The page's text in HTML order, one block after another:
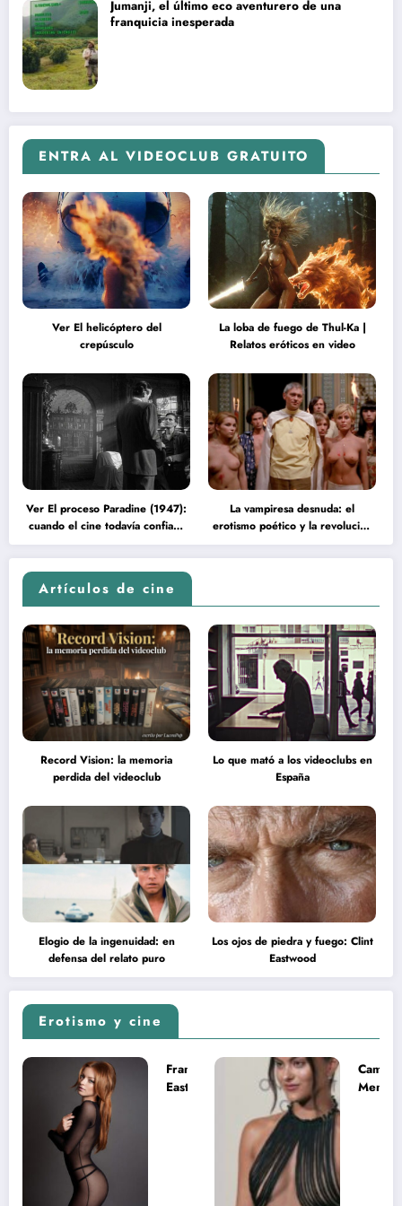
Jumanji, el último eco aventurero de una
franquicia inesperada
ENTRA AL VIDEOCLUB GRATUITO
Ver El helicóptero del
crepúsculo
La loba de fuego de Thul-Ka |
Relatos eróticos en video
Ver El proceso Paradine (1947):
cuando el cine todavía confiaba
en la inteligencia del espectador
La vampiresa desnuda: el
erotismo poético y la revolución
psicodélica de Jean Rollin
Artículos de cine
Record Vision: la memoria
perdida del videoclub
Lo que mató a los videoclubs en
España
Elogio de la ingenuidad: en
defensa del relato puro
Los ojos de piedra y fuego: Clint
Eastwood
Erotismo y cine
Francesca
Eastwood y
Camila
Mendes